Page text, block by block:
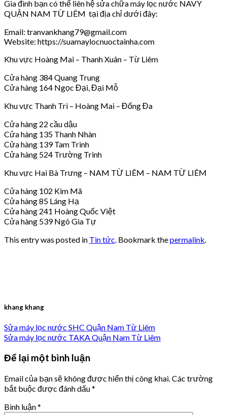
Gia đình bạn có thể liên hệ sửa chữa máy lọc nước NAVY
QUẬN NAM TỪ LIÊM tại địa chỉ dưới đây:
Email: tranvankhang79@gmail.com
Website: https://suamaylocnuoctainha.com
Khu vực Hoàng Mai – Thanh Xuân – Từ Liêm
Cửa hàng 384 Quang Trung
Cửa hàng 164 Ngọc Đại, Đại Mỗ
Khu vực Thanh Trì – Hoàng Mai – Đống Đa
Cửa hàng 22 cầu dậu
Cửa hàng 135 Thanh Nhàn
Cửa hàng 139 Tam Trinh
Cửa hàng 524 Trường Trinh
Khu vực Hai Bà Trưng – NAM TỪ LIÊM – NAM TỪ LIÊM
Cửa hàng 102 Kim Mã
Cửa hàng 85 Láng Hạ
Cửa hàng 241 Hoàng Quốc Việt
Cửa hàng 539 Ngô Gia Tự
This entry was posted in Tin tức. Bookmark thepermalink.
khang khang
Sửa máy lọc nước SHC Quận Nam Từ Liêm
Sửa máy lọc nước TAKA Quận Nam Từ Liêm
Để lại một bình luận
Email của bạn sẽ không được hiển thị công khai. Các trường
bắt buộc được đánh dấu*
Bình luận*